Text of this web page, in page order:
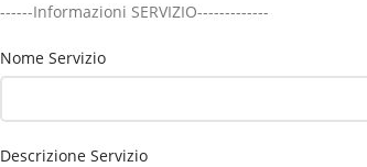
------Informazioni SERVIZIO-------------
Nome Servizio
Descrizione Servizio